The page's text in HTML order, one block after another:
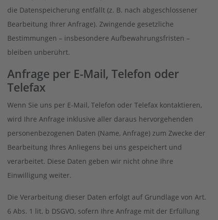
die Datenspeicherung entfällt (z. B. nach abgeschlossener
Bearbeitung Ihrer Anfrage). Zwingende gesetzliche
Bestimmungen – insbesondere Aufbewahrungsfristen –
bleiben unberührt.
Anfrage per E-Mail, Telefon oder
Telefax
Wenn Sie uns per E-Mail, Telefon oder Telefax kontaktieren,
wird Ihre Anfrage inklusive aller daraus hervorgehenden
personenbezogenen Daten (Name, Anfrage) zum Zwecke der
Bearbeitung Ihres Anliegens bei uns gespeichert und
verarbeitet. Diese Daten geben wir nicht ohne Ihre
Einwilligung weiter.
Die Verarbeitung dieser Daten erfolgt auf Grundlage von Art.
6 Abs. 1 lit. b DSGVO, sofern Ihre Anfrage mit der Erfüllung